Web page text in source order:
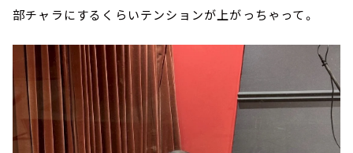
部チャラにするくらいテンションが上がっちゃって。